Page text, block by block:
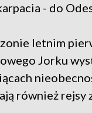
- do
letnim
Jorku
również rejsy